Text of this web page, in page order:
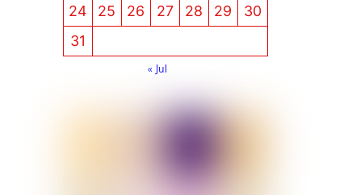
24
25 26 27 28 29
30
31
« Jul